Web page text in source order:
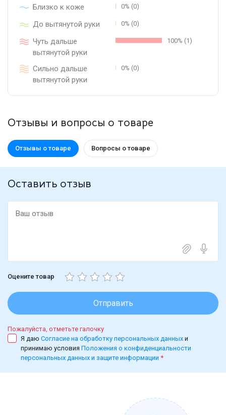
Близко к коже 0% (0)
До вытянутой руки 0% (0)
Чуть дальше
вытянутой руки
100% (1)
Сильно дальше
вытянутой руки
0% (0)
Отзывы и вопросы о товаре
Отзывы о товаре Вопросы о товаре
Оставить отзыв
Оцените товар
Отправить
Пожалуйста, отметьте галочку
Я даю Согласие на обработку персональных данных и
принимаю условия Положения о конфиденциальности
персональных данных и защите информации *